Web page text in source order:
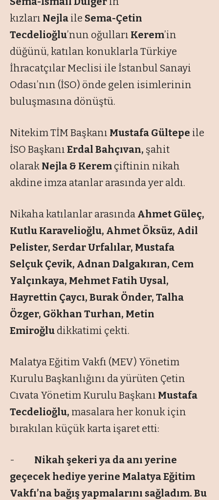
kızları Nejla ile Sema-Çetin
Tecdelioğlu’nun oğulları Kerem’in
düğünü, katılan konuklarla Türkiye
İhracatçılar Meclisi ile İstanbul Sanayi
Odası’nın (İSO) önde gelen isimlerinin
buluşmasına dönüştü.
Nitekim TİM Başkanı Mustafa Gültepe ile
İSO Başkanı Erdal Bahçıvan, şahit
olarak Nejla & Kerem çiftinin nikah
akdine imza atanlar arasında yer aldı.
Nikaha katılanlar arasında Ahmet Güleç,
Kutlu Karavelioğlu, Ahmet Öksüz, Adil
Pelister, Serdar Urfalılar, Mustafa
Selçuk Çevik, Adnan Dalgakıran, Cem
Yalçınkaya, Mehmet Fatih Uysal,
Hayrettin Çaycı, Burak Önder, Talha
Özger, Gökhan Turhan, Metin
Emiroğlu dikkatimi çekti.
Malatya Eğitim Vakfı (MEV) Yönetim
Kurulu Başkanlığını da yürüten Çetin
Cıvata Yönetim Kurulu Başkanı Mustafa
Tecdelioğlu, masalara her konuk için
bırakılan küçük karta işaret etti:
- Nikah şekeri ya da anı yerine
geçecek hediye yerine Malatya Eğitim
Vakfı’na bağış yapmalarını sağladım. Bu